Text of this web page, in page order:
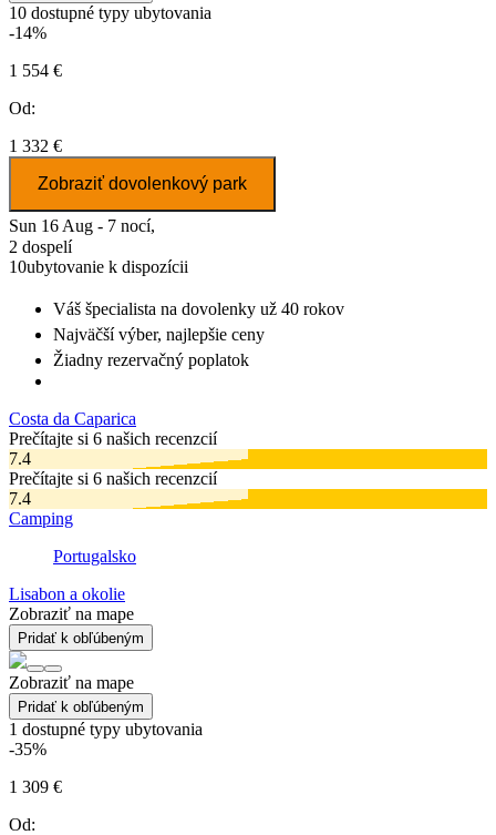
10 dostupné typy ubytovania
-14%
1 554 €
Od:
1 332 €
Zobraziť dovolenkový park
Sun 16 Aug - 7 nocí,
2 dospelí
10ubytovanie k dispozícii
Váš špecialista na dovolenky už 40 rokov
Najväčší výber, najlepšie ceny
Žiadny rezervačný poplatok
Costa da Caparica
Prečítajte si 6 našich recenzcií
7.4
Prečítajte si 6 našich recenzcií
7.4
Camping
Portugalsko
Lisabon a okolie
Zobraziť na mape
Pridať k obľúbeným
Zobraziť na mape
Pridať k obľúbeným
1 dostupné typy ubytovania
-35%
1 309 €
Od: